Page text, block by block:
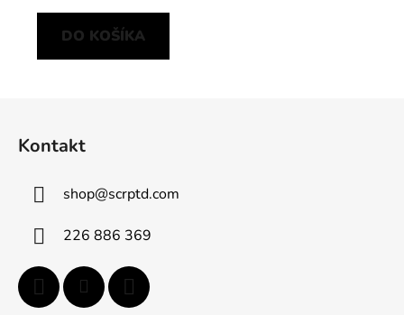
DO KOŠÍKA
Kontakt
shop@scrptd.com
226 886 369